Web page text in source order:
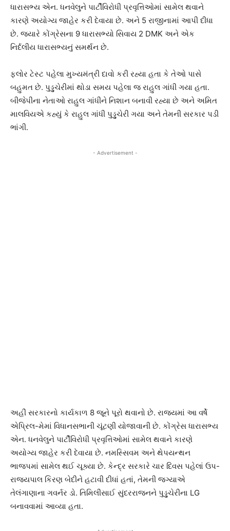
ધારાસભ્ય એન. ધનવેલુને પાર્ટીવિરોધી પ્રવૃત્તિઓમાં સામેલ થવાને
કારણે અયોગ્ય જાહેર કરી દેવાયા છે. અને 5 રાજીનામાં આપી દીધા
છે. જયારે કોંગ્રેસના 9 ધારાસભ્યો સિવાય 2 DMK અને એક
નિર્દલીય ધારાસભ્યનું સમર્થન છે.
ફ્લોર ટેસ્ટ પહેલા મુખ્યમંત્રી દાવો કરી રહ્યા હતા કે તેઓ પાસે
બહુમત છે. પુડ્ડુચેરીમાં થોડા સમય પહેલા જ રાહુલ ગાંધી ગયા હતા.
બીજેપીના નેતાઓ રાહુલ ગાંધીને નિશાન બનાવી રહ્યા છે અને અમિત
માલવિયએ કહ્યું કે રાહુલ ગાંધી પુડ્ડુચેરી ગયા અને તેમની સરકાર પડી
ભાંગી.
- Advertisement -
અહીં સરકારનો કાર્યકાળ 8 જૂને પૂરો થવાનો છે. રાજ્યમાં આ વર્ષે
એપ્રિલ-મેમાં વિધાનસભાની ચૂંટણી યોજાવાની છે. કોંગ્રેસ ધારાસભ્ય
એન. ધનવેલુને પાર્ટીવિરોધી પ્રવૃત્તિઓમાં સામેલ થવાને કારણે
અયોગ્ય જાહેર કરી દેવાયા છે. નમસ્સિવમ અને થેપયન્થન
ભાજપમાં સામેલ થઈ ચૂક્યા છે. કેન્દ્ર સરકારે ચાર દિવસ પહેલાં ઉપ-
રાજ્યપાલ કિરણ બેદીને હટાવી દીધાં હતાં, તેમની જગ્યાએ
તેલંગાણાના ગવર્નર ડો. તિમિલીસાઈ સુંદરરાજનને પુડ્ડુચેરીના LG
બનાવવામાં આવ્યા હતા.